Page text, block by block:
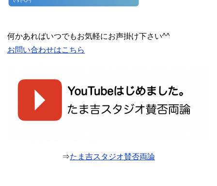
何かあればいつでもお気軽にお声掛け下さい^^
お問い合わせはこちら
⇒たま吉スタジオ賛否両論